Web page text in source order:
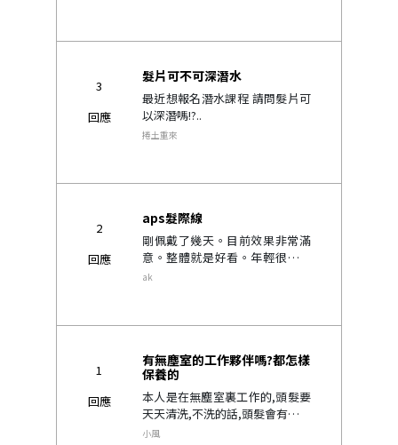
3
回應
髮片可不可深潛水
最近想報名潛水課程 請問髮片可
以深潛嗎!?..
捲土重來
2
回應
aps髮際線
剛佩戴了幾天。目前效果非常滿
意。整體就是好看。年輕很多。
但有個美中不足的地方就是髮際
的。。）。想請問有aps款的髮
ak
1
回應
有無塵室的工作夥伴嗎?都怎樣
保養的
本人是在無塵室裏工作的,頭髮要
天天清洗,不洗的話,頭髮會有一種
汗騷味, 洗一次就要換一次膠,超
小風